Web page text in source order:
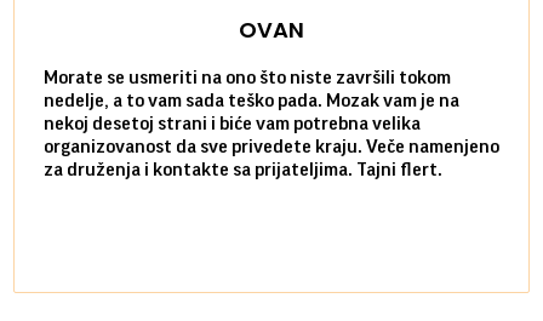
OVAN
Morate se usmeriti na ono što niste završili tokom
nedelje, a to vam sada teško pada. Mozak vam je na
nekoj desetoj strani i biće vam potrebna velika
organizovanost da sve privedete kraju. Veče namenjeno
za druženja i kontakte sa prijateljima. Tajni flert.